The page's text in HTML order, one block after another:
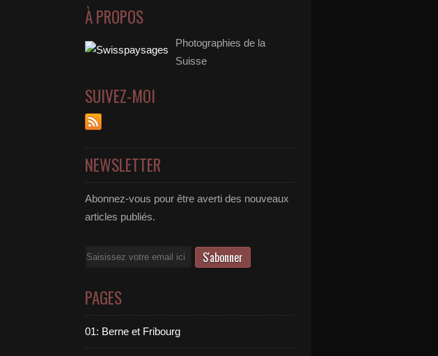
À PROPOS
Photographies de la
Suisse
SUIVEZ-MOI
NEWSLETTER
Abonnez-vous pour être averti des nouveaux
articles publiés.
Email
PAGES
01: Berne et Fribourg